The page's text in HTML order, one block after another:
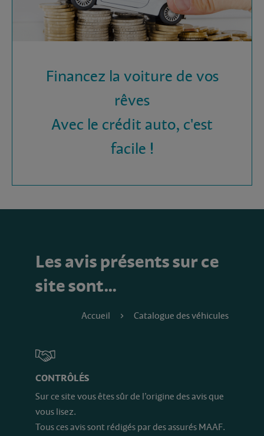
Financez la voiture de vos
rêves
Avec le crédit auto, c'est
facile !
Les avis présents sur ce
site sont…
Accueil Catalogue des véhicules
CONTRÔLÉS
Sur ce site vous êtes sûr de l’origine des avis que
vous lisez.
Tous ces avis sont rédigés par des assurés MAAF.